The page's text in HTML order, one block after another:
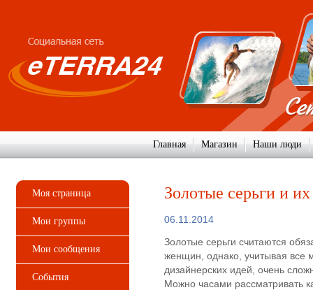
Главная Магазин Наши люди
Золотые серьги и
06.11.2014
Золотые серьги считаются
женщин, однако, учитывая все
дизайнерских идей, очень
Можно часами рассматривать
Моя страница
Мои группы
Мои сообщения
События